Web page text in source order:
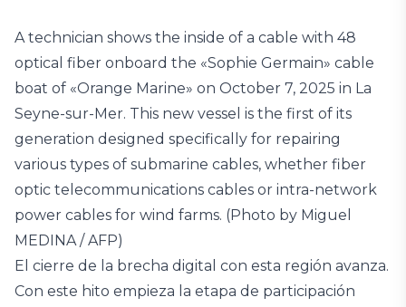
A technician shows the inside of a cable with 48
optical fiber onboard the «Sophie Germain» cable
boat of «Orange Marine» on October 7, 2025 in La
Seyne-sur-Mer. This new vessel is the first of its
generation designed specifically for repairing
various types of submarine cables, whether fiber
optic telecommunications cables or intra-network
power cables for wind farms. (Photo by Miguel
MEDINA / AFP)
El cierre de la brecha digital con esta región avanza.
Con este hito empieza la etapa de participación